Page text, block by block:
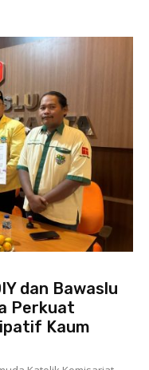
dan Bawaslu
Perkuat
Kaum